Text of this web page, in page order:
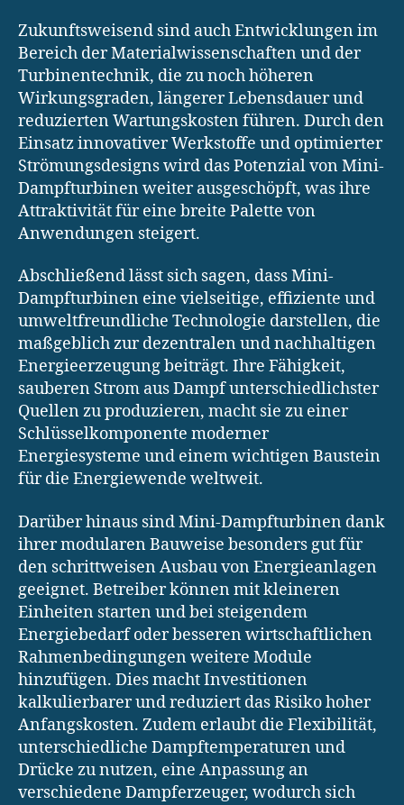
Zukunftsweisend sind auch Entwicklungen im
Bereich der Materialwissenschaften und der
Turbinentechnik, die zu noch höheren
Wirkungsgraden, längerer Lebensdauer und
reduzierten Wartungskosten führen. Durch den
Einsatz innovativer Werkstoffe und optimierter
Strömungsdesigns wird das Potenzial von Mini-
Dampfturbinen weiter ausgeschöpft, was ihre
Attraktivität für eine breite Palette von
Anwendungen steigert.
Abschließend lässt sich sagen, dass Mini-
Dampfturbinen eine vielseitige, effiziente und
umweltfreundliche Technologie darstellen, die
maßgeblich zur dezentralen und nachhaltigen
Energieerzeugung beiträgt. Ihre Fähigkeit,
sauberen Strom aus Dampf unterschiedlichster
Quellen zu produzieren, macht sie zu einer
Schlüsselkomponente moderner
Energiesysteme und einem wichtigen Baustein
für die Energiewende weltweit.
Darüber hinaus sind Mini-Dampfturbinen dank
ihrer modularen Bauweise besonders gut für
den schrittweisen Ausbau von Energieanlagen
geeignet. Betreiber können mit kleineren
Einheiten starten und bei steigendem
Energiebedarf oder besseren wirtschaftlichen
Rahmenbedingungen weitere Module
hinzufügen. Dies macht Investitionen
kalkulierbarer und reduziert das Risiko hoher
Anfangskosten. Zudem erlaubt die Flexibilität,
unterschiedliche Dampftemperaturen und
Drücke zu nutzen, eine Anpassung an
verschiedene Dampferzeuger, wodurch sich